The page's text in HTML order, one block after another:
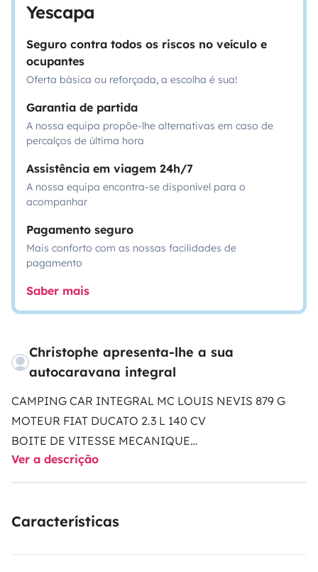
Yescapa
Seguro contra todos os riscos no veículo e
ocupantes
Oferta básica ou reforçada, a escolha é sua!
Garantia de partida
A nossa equipa propõe-lhe alternativas em caso de
percalços de última hora
Assistência em viagem 24h/7
A nossa equipa encontra-se disponível para o
acompanhar
Pagamento seguro
Mais conforto com as nossas facilidades de
pagamento
Saber mais
Christophe apresenta-lhe a sua
autocaravana integral
CAMPING CAR INTEGRAL MC LOUIS NEVIS 879 G
MOTEUR FIAT DUCATO 2.3 L 140 CV
BOITE DE VITESSE MECANIQUE
7 CV FISCAUX
5 PLACES CARTE GRISE
COURROIE DE DISTRIBUTION OK
Ver a descrição
Características